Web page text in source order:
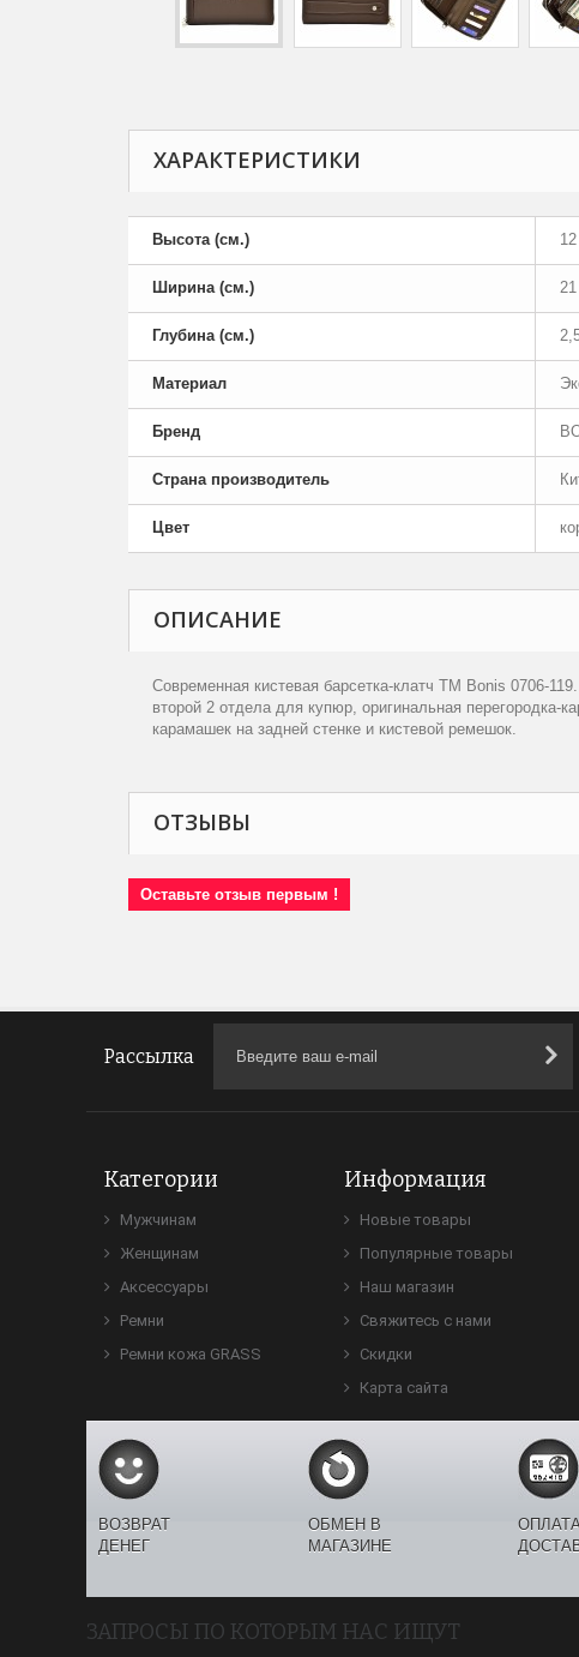
ХАРАКТЕРИСТИКИ
Высота (см.) 12
Ширина (см.) 21
Глубина (см.)
Материал
Бренд
Страна производитель
Цвет
ОПИСАНИЕ
Современная кистевая барсетка-клатч ТМ Bonis 0706-
второй 2 отдела для купюр, оригинальная перегородка-
карамашек на задней стенке и кистевой ремешок.
ОТЗЫВЫ
Оставьте отзыв первым !
Рассылка
Категории
Мужчинам
Женщинам
Аксессуары
Ремни
Ремни кожа GRASS
Информация
Новые товары
Популярные товары
Наш магазин
Свяжитесь с нами
Скидки
Карта сайта
ВОЗВРАТ
ДЕНЕГ
ОБМЕН В
МАГАЗИНЕ
ЗАПРОСЫ ПО КОТОРЫМ НАС ИЩУТ